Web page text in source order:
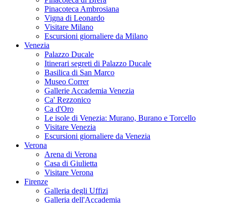
Pinacoteca Ambrosiana
Vigna di Leonardo
Visitare Milano
Escursioni giornaliere da Milano
Venezia
Palazzo Ducale
Itinerari segreti di Palazzo Ducale
Basilica di San Marco
Museo Correr
Gallerie Accademia Venezia
Ca' Rezzonico
Ca d'Oro
Le isole di Venezia: Murano, Burano e Torcello
Visitare Venezia
Escursioni giornaliere da Venezia
Verona
Arena di Verona
Casa di Giulietta
Visitare Verona
Firenze
Galleria degli Uffizi
Galleria dell'Accademia